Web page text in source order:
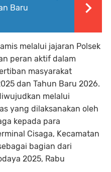
Baru
melalui jajaran Polsek
peran aktif dalam
masyarakat
dan Tahun Baru 2026.
melalui
yang dilaksanakan oleh
kepada para
Cisaga, Kecamatan
bagian dari
2025, Rabu